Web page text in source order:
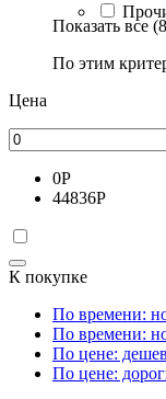
Показать все
По этим
Цена
0Р
44836Р
К покупке
По времени:
По времени:
По цене:
По цене: